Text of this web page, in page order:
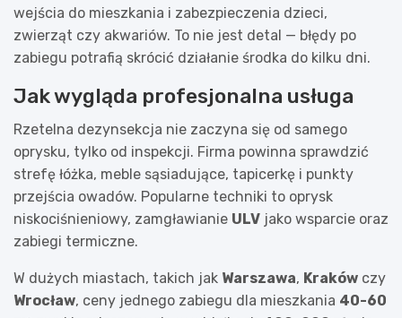
wejścia do mieszkania i zabezpieczenia dzieci,
zwierząt czy akwariów. To nie jest detal — błędy po
zabiegu potrafią skrócić działanie środka do kilku dni.
Jak wygląda profesjonalna usługa
Rzetelna dezynsekcja nie zaczyna się od samego
oprysku, tylko od inspekcji. Firma powinna sprawdzić
strefę łóżka, meble sąsiadujące, tapicerkę i punkty
przejścia owadów. Popularne techniki to oprysk
niskociśnieniowy, zamgławianie ULV jako wsparcie oraz
zabiegi termiczne.
W dużych miastach, takich jak Warszawa, Kraków czy
Wrocław, ceny jednego zabiegu dla mieszkania 40-60